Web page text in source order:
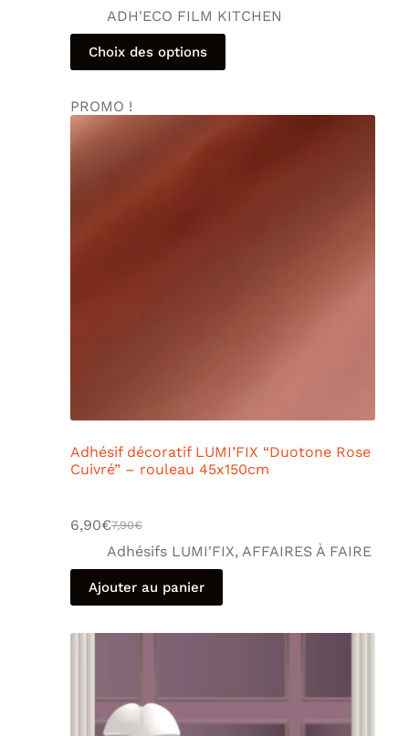
ADH'ECO FILM KITCHEN
Choix des options
PROMO !
Adhésif décoratif LUMI’FIX “Duotone Rose
Cuivré” – rouleau 45x150cm
7,90€
6,90€
Adhésifs LUMI'FIX, AFFAIRES À FAIRE
Ajouter au panier